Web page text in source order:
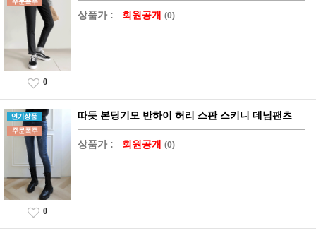
상품가 : 회원공개 (0)
0
따듯 본딩기모 반하이 허리 스판 스키니 데님팬츠
상품가 : 회원공개 (0)
0